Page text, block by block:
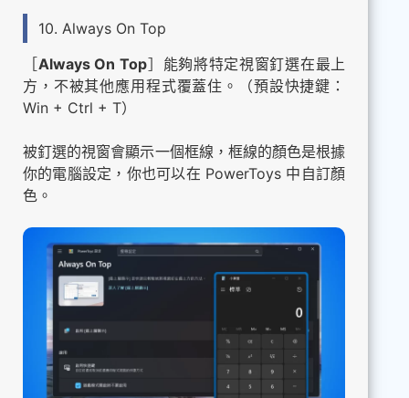
10. Always On Top
Always On Top］能夠將特定視窗釘選在最上
方，不被其他應用程式覆蓋住。（預設快捷鍵：
Win + Ctrl + T）
被釘選的視窗會顯示一個框線，框線的顏色是根據
你的電腦設定，你也可以在 PowerToys 中自訂顏
色。